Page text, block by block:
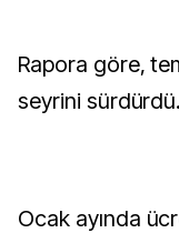
Rapora göre,
seyrini sürdürdü.
Ocak ayında